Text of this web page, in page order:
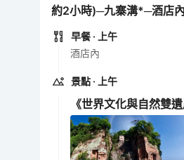
約2小時)─九寨溝*─酒店
早餐 · 上午
酒店內
景點 · 上午
《世界文化與自然雙